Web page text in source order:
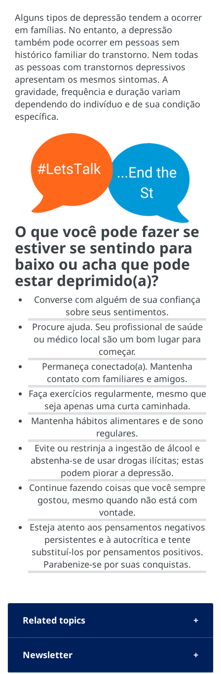
Alguns tipos de depressão tendem a ocorrer
em famílias. No entanto, a depressão
também pode ocorrer em pessoas sem
histórico familiar do transtorno. Nem todas
as pessoas com transtornos depressivos
apresentam os mesmos sintomas. A
gravidade, frequência e duração variam
dependendo do indivíduo e de sua condição
específica.
O que você pode fazer se
estiver se sentindo para
baixo ou acha que pode
estar deprimido(a)?
Converse com alguém de sua confiança
sobre seus sentimentos.
Procure ajuda. Seu profissional de saúde
ou médico local são um bom lugar para
começar.
Permaneça conectado(a). Mantenha
contato com familiares e amigos.
Faça exercícios regularmente, mesmo que
seja apenas uma curta caminhada.
Mantenha hábitos alimentares e de sono
regulares.
Evite ou restrinja a ingestão de álcool e
abstenha-se de usar drogas ilícitas; estas
podem piorar a depressão.
Continue fazendo coisas que você sempre
gostou, mesmo quando não está com
vontade.
Esteja atento aos pensamentos negativos
persistentes e à autocrítica e tente
substituí-los por pensamentos positivos.
Parabenize-se por suas conquistas.
Related topics
Newsletter